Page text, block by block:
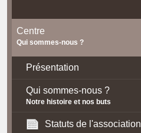
Centre
Qui sommes-nous ?
Présentation
Qui sommes-nous ?
Notre histoire et nos buts
Statuts de l'association